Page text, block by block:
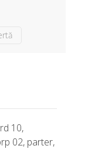
10,
02, parter,